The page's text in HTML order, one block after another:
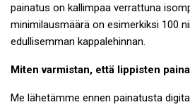
painatus on kallimpaa verrattuna
minimilausmäärä on esimerkiksi 100
edullisemman kappalehinnan.
Miten varmistan, että lippisten
Me lähetämme ennen painatusta